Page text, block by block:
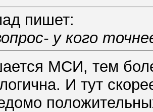
пишет:
у кого
МСИ, тем
И тут